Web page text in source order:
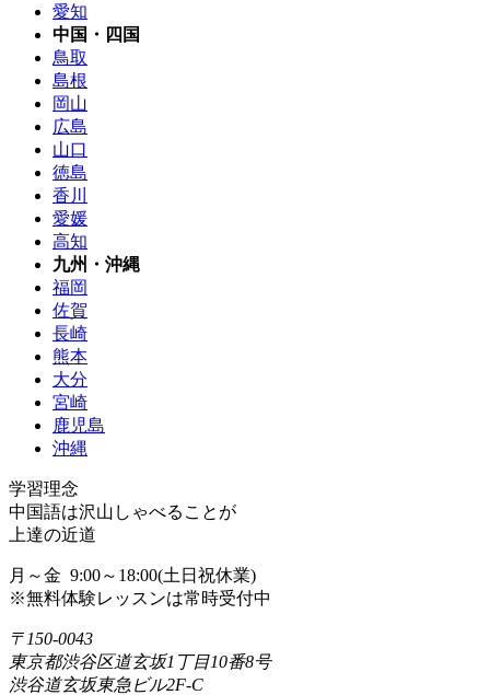
愛知
中国・四国
鳥取
島根
岡山
広島
山口
徳島
香川
愛媛
高知
九州・沖縄
福岡
佐賀
長崎
熊本
大分
宮崎
鹿児島
沖縄
学習理念
中国語は沢山しゃべることが
上達の近道
月～金 9:00～18:00(土日祝休業)
※無料体験レッスンは常時受付中
〒150-0043
東京都渋谷区道玄坂1丁目10番8号
渋谷道玄坂東急ビル2F-C